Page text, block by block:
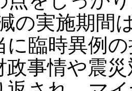
の実施期間
に臨時異例
政事情や震